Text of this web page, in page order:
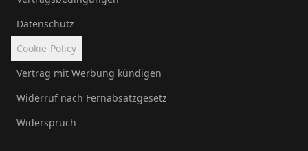
Datenschutz
Cookie-Policy
Vertrag mit Werbung kündigen
Widerruf nach Fernabsatzgesetz
Widerspruch